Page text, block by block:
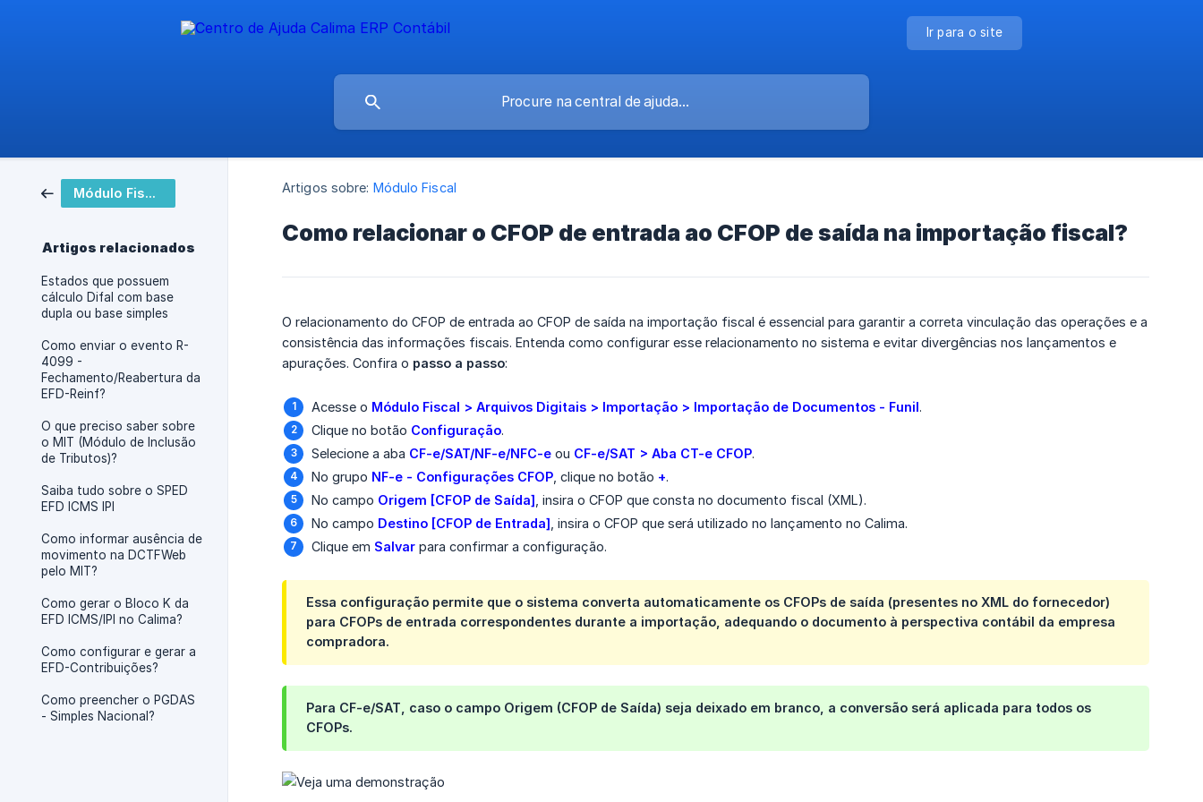
Ir para o site
Módulo Fiscal
Artigos relacionados
Estados que possuem
cálculo Difal com base
dupla ou base simples
Como enviar o evento R-
4099 -
Fechamento/Reabertura da
EFD-Reinf?
O que preciso saber sobre
o MIT (Módulo de Inclusão
de Tributos)?
Saiba tudo sobre o SPED
EFD ICMS IPI
Como informar ausência de
movimento na DCTFWeb
pelo MIT?
Como gerar o Bloco K da
EFD ICMS/IPI no Calima?
Como configurar e gerar a
EFD-Contribuições?
Como preencher o PGDAS
- Simples Nacional?
Artigos sobre: Módulo Fiscal
Como relacionar o CFOP de entrada ao CFOP de saída na importação fiscal?
O relacionamento do CFOP de entrada ao CFOP de saída na importação fiscal é essencial para garantir a correta vinculação das operações e a
consistência das informações fiscais. Entenda como configurar esse relacionamento no sistema e evitar divergências nos lançamentos e
apurações. Confira o passo a passo:
Acesse o Módulo Fiscal > Arquivos Digitais > Importação > Importação de Documentos - Funil.
Clique no botão Configuração.
Selecione a aba CF-e/SAT/NF-e/NFC-e ou CF-e/SAT > Aba CT-e CFOP.
No grupo NF-e - Configurações CFOP , clique no botão +.
No campo Origem [CFOP de Saída] , insira o CFOP que consta no documento fiscal (XML).
No campo Destino [CFOP de Entrada] , insira o CFOP que será utilizado no lançamento no Calima.
Clique em Salvar para confirmar a configuração.
Essa configuração permite que o sistema converta automaticamente os CFOPs de saída (presentes no XML do fornecedor)
para CFOPs de entrada correspondentes durante a importação, adequando o documento à perspectiva contábil da empresa
compradora.
Para CF-e/SAT, caso o campo Origem (CFOP de Saída) seja deixado em branco, a conversão será aplicada para todos os
CFOPs.